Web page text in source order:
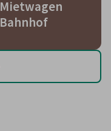
Mietwagen
Bahnhof